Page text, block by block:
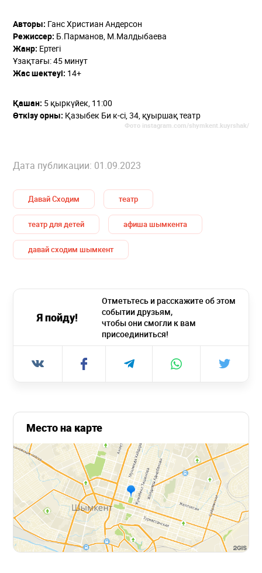
Авторы: Ганс Христиан Андерсон
Режиссер: Б.Парманов, М.Малдыбаева
Жанр: Ертегі
Ұзақтағы: 45 минут
Жас шектеуі: 14+
Қашан: 5 қыркүйек, 11:00
Өткізу орны: Қазыбек Би к-сі, 34, қуыршақ театр
Фото instagram.com/shymkent.kuyrshak/
Дата публикации: 01.09.2023
Давай Сходим театр
театр для детей афиша шымкента
давай сходим шымкент
Я пойду!
Отметьтесь и расскажите об этом
событии друзьям,
чтобы они смогли к вам
присоединиться!
Место на карте